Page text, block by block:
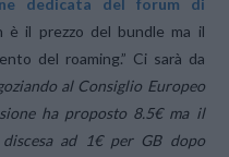
dedicata del forum di
è il prezzo del bundle ma il
del roaming.” Ci sarà da
al Consiglio Europeo
ha proposto 8.5€ ma il
ad 1€ per GB dopo